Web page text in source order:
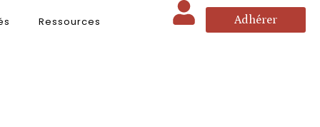
Ressources Adhérer